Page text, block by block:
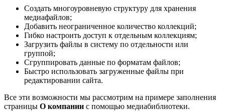
Создать многоуровневую структуру для хранения
медиафайлов;
Добавить неограниченное количество коллекций;
Гибко настроить доступ к отдельным коллекциям;
Загрузить файлы в систему по отдельности или
группой;
Сгруппировать данные по форматам файлов;
Быстро использовать загруженные файлы при
редактировании сайта.
Все эти возможности мы рассмотрим на примере заполнения
страницы О компании с помощью медиабиблиотеки.